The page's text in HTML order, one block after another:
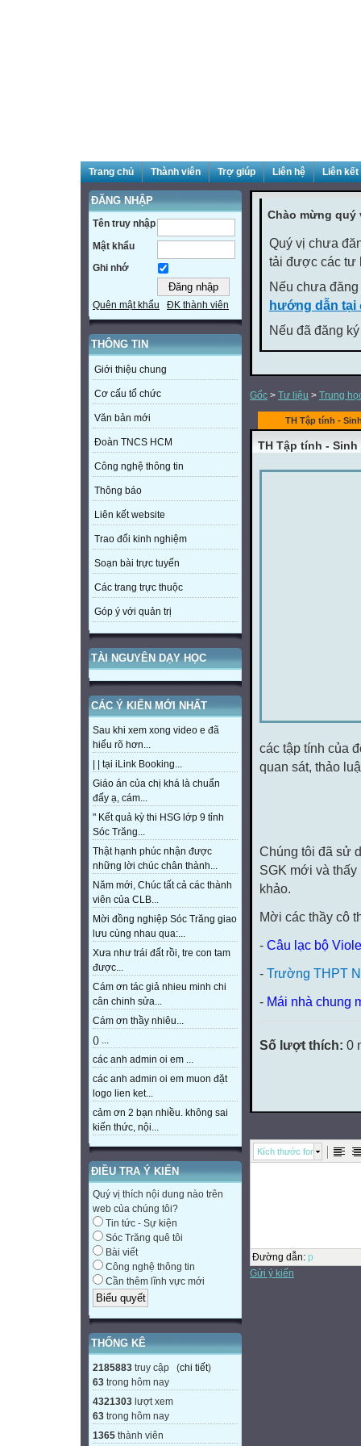
Trang chủ Thành viên Trợ giúp Liên hệ Liên
ĐĂNG NHẬP
Tên truy nhập
Mật khẩu
Ghi nhớ
Quên mật khẩu ĐK thành viên
THÔNG TIN
Giới thiệu chung
Cơ cấu tổ chức
Văn bản mới
Đoàn TNCS HCM
Công nghệ thông tin
Thông báo
Liên kết website
Trao đổi kinh nghiệm
Soạn bài trực tuyến
Các trang trực thuộc
Góp ý với quản trị
TÀI NGUYÊN DẠY HỌC
CÁC Ý KIẾN MỚI NHẤT
Sau khi xem xong video e đã
hiểu rõ hơn...
| | tại iLink Booking...
Giáo án của chị khá là chuẩn
đấy ạ, cám...
" Kết quả kỳ thi HSG lớp 9 tỉnh
Sóc Trăng...
Thật hạnh phúc nhận được
những lời chúc chân thành...
Năm mới, Chúc tất cả các thành
viên của CLB...
Mời đồng nghiệp Sóc Trăng giao
lưu cùng nhau qua:...
Xưa như trái đất rồi, tre con tam
được...
Cám ơn tác giả nhieu minh chi
cân chinh sửa...
Cám ơn thầy nhiêu...
() ...
các anh admin oi em ...
các anh admin oi em muon đặt
logo lien ket...
cảm ơn 2 bạn nhiều. không sai
kiến thức, nội...
ĐIỀU TRA Ý KIẾN
Quý vị thích nội dung nào trên
web của chúng tôi?
Tin tức - Sự kiện
Sóc Trăng quê tôi
Bài viết
Công nghệ thông tin
Cần thêm lĩnh vực mới
THỐNG KÊ
2185883 truy cập (chi tiết)
63 trong hôm nay
4321303 lượt xem
63 trong hôm nay
1365 thành viên
Chào mừng quý
Quý vị chưa
tải được các tư
Nếu chưa
hướng dẫn tại
Nếu đã đăng
Gốc > Tư liệu > Trung
TH Tập tính -
TH Tập tính -
các tập tính của
quan sát, thảo
Chúng tôi đã sử
SGK mới và
khảo.
Mời các thầy cô
- Câu lạc bộ
- Trường THPT
- Mái nhà chung
Số lượt thích: 0
Kích thước font
Đường dẫn: p
Gửi ý kiến